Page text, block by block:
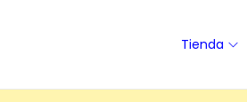
Tienda